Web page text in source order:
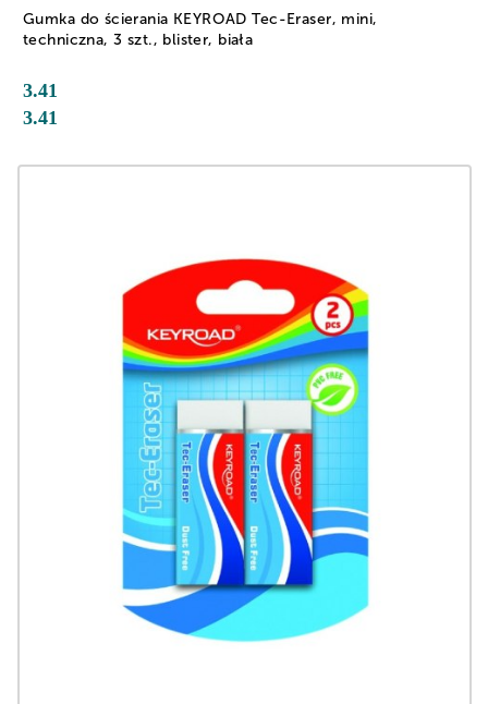
Gumka do ścierania KEYROAD Tec-Eraser, mini,
techniczna, 3 szt., blister, biała
3.41
3.41